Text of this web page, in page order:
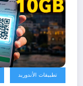
تطبيقات الأندوريد